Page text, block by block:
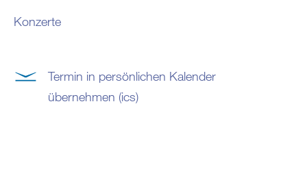
Konzerte
Termin in persönlichen Kalender
übernehmen (ics)